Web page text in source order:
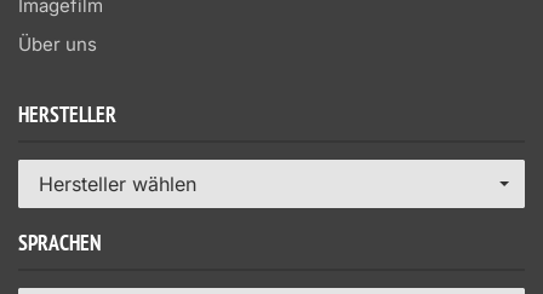
Imagefilm
Über uns
HERSTELLER
Hersteller wählen
SPRACHEN